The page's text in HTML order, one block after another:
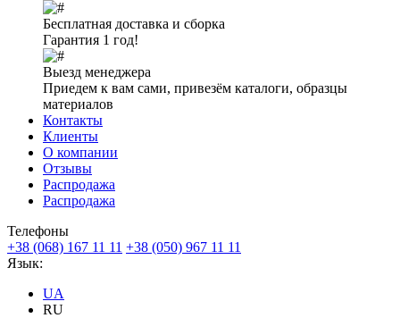
Бесплатная доставка и сборка
Гарантия 1 год!
Выезд менеджера
Приедем к вам сами, привезём каталоги, образцы
материалов
Контакты
Клиенты
О компании
Отзывы
Распродажа
Распродажа
Телефоны
+38 (068) 167 11 11 +38 (050) 967 11 11
Язык:
UA
RU